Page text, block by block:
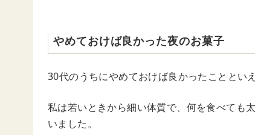
やめておけば良かった夜のお菓子
30代のうちにやめておけば良かったこととい
私は若いときから細い体質で、何を食べても
いました。